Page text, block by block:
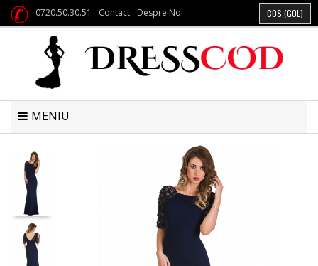
0720.50.30.51 Contact Despre Noi COS (GOL)
MENIU